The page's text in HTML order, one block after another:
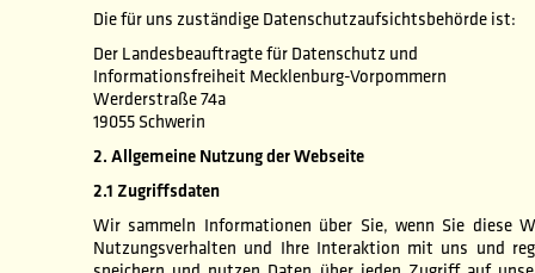
Die für uns zuständige Datenschutzaufsichtsbehörde ist:
Der Landesbeauftragte für Datenschutz und
Informationsfreiheit Mecklenburg-Vorpommern
Werderstraße 74a
19055 Schwerin
2. Allgemeine Nutzung der Webseite
2.1 Zugriffsdaten
Wir sammeln Informationen über Sie, wenn Sie diese
Nutzungsverhalten und Ihre Interaktion mit uns und